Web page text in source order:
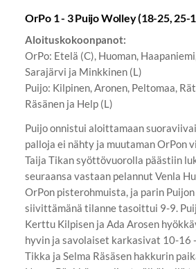
OrPo 1 - 3 Puijo Wolley (18-25, 25-
Aloituskokoonpanot:
OrPo: Etelä (C), Huoman,
Sarajärvi ja Minkkinen (L)
Puijo: Kilpinen, Aronen, Peltomaa,
Räsänen ja Help (L)
Puijo onnistui aloittamaan
palloja ei nähty ja muutaman OrPon
Taija Tikan syöttövuorolla päästiin
seuraansa vastaan pelannut Venla
OrPon pisterohmuista, ja parin
siivittämänä tilanne tasoittui 9-9.
Kerttu Kilpisen ja Ada Arosen
hyvin ja savolaiset karkasivat 10-16
Tikka ja Selma Räsäsen hakkurin